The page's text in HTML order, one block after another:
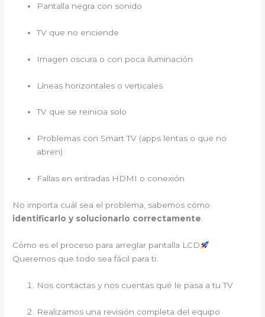
Pantalla negra con sonido
TV que no enciende
Imagen oscura o con poca iluminación
Líneas horizontales o verticales
TV que se reinicia solo
Problemas con Smart TV (apps lentas o que no
abren)
Fallas en entradas HDMI o conexión
No importa cuál sea el problema, sabemos cómo
identificarlo y solucionarlo correctamente
Cómo es el proceso para arreglar pantalla LCD
Queremos que todo sea fácil para ti:
Nos contactas y nos cuentas qué le pasa a tu TV
Realizamos una revisión completa del equipo